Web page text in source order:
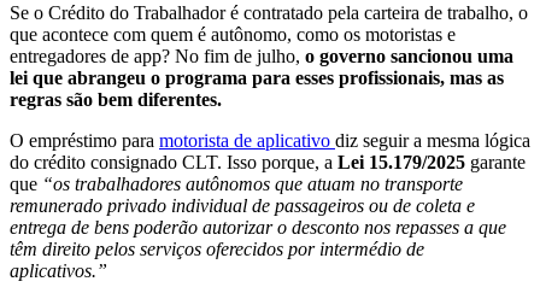
Se o Crédito do Trabalhador é contratado pela carteira de trabalho, o
que acontece com quem é autônomo, como os motoristas e
entregadores de app? No fim de julho, o governo sancionou uma
lei que abrangeu o programa para esses profissionais, mas as
regras são bem diferentes.
O empréstimo para motorista de aplicativo diz seguir a mesma lógica
do crédito consignado CLT. Isso porque, a Lei 15.179/2025 garante
que “os trabalhadores autônomos que atuam no transporte
remunerado privado individual de passageiros ou de coleta e
entrega de bens poderão autorizar o desconto nos repasses a que
têm direito pelos serviços oferecidos por intermédio de
aplicativos.”